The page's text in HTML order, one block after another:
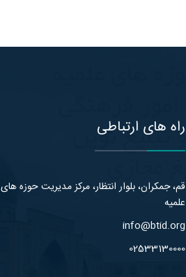
راه های ارتباطی
قم، جمکران، بلوار انتظار، مرکز مدیریت حوزه های
علمیه
info@btid.org
02533130000